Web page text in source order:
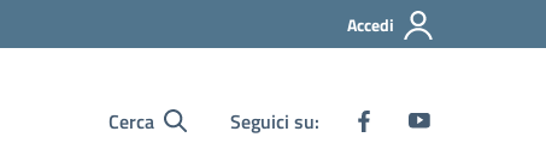
Accedi
Cerca Seguici su: